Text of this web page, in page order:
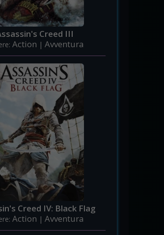
Creed III
Action |Avventura
Creed IV: Black Flag
Action |Avventura